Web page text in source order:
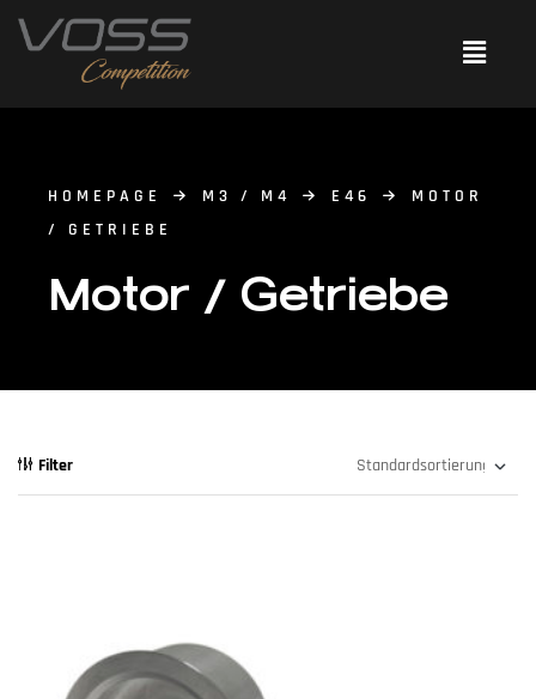
HOMEPAGE M3 / M4 E46
MOTOR
/ GETRIEBE
Motor / Getriebe
Filter